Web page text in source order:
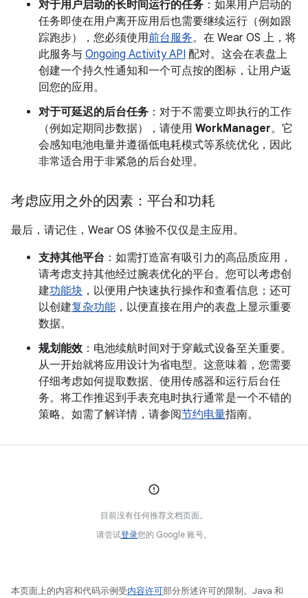
对于用户启动的长时间运行的任务 ：如果用户启动的
任务即使在用户离开应用后也需要继续运行（例如跟
踪跑步），您必须使用前台服务。在 Wear OS 上，将
此服务与 Ongoing Activity API 配对。这会在表盘上
创建一个持久性通知和一个可点按的图标，让用户返
回您的应用。
对于可延迟的后台任务 ：对于不需要立即执行的工作
（例如定期同步数据），请使用 WorkManager。它
会感知电池电量并遵循低电耗模式等系统优化，因此
非常适合用于非紧急的后台处理。
考虑应用之外的因素：平台和功耗
最后，请记住，Wear OS 体验不仅仅是主应用。
支持其他平台 ：如需打造富有吸引力的高品质应用，
请考虑支持其他经过腕表优化的平台。您可以考虑创
建功能块 ，以便用户快速执行操作和查看信息；还可
以创建复杂功能 ，以便直接在用户的表盘上显示重要
数据。
规划能效：电池续航时间对于穿戴式设备至关重要。
从一开始就将应用设计为省电型。这意味着，您需要
仔细考虑如何提取数据、使用传感器和运行后台任
务。将工作推迟到手表充电时执行通常是一个不错的
策略。如需了解详情，请参阅节约电量指南。
目前没有任何推荐文档页面。
请尝试登录您的 Google 账号。
本页面上的内容和代码示例受内容许可部分所述许可的限制。Java 和